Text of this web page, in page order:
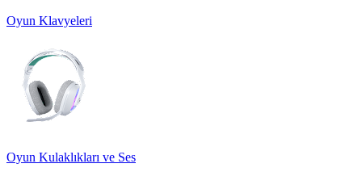
Oyun Klavyeleri
Oyun Kulaklıkları ve Ses